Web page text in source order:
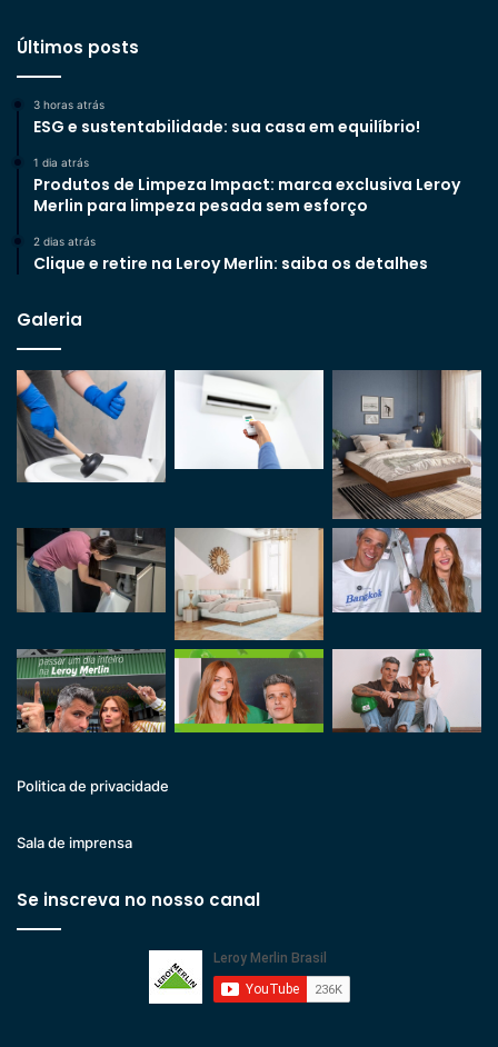
Últimos posts
3 horas atrás
ESG e sustentabilidade: sua casa em equilíbrio!
1 dia atrás
Produtos de Limpeza Impact: marca exclusiva Leroy
Merlin para limpeza pesada sem esforço
2 dias atrás
Clique e retire na Leroy Merlin: saiba os detalhes
Galeria
Politica de privacidade
Sala de imprensa
Se inscreva no nosso canal